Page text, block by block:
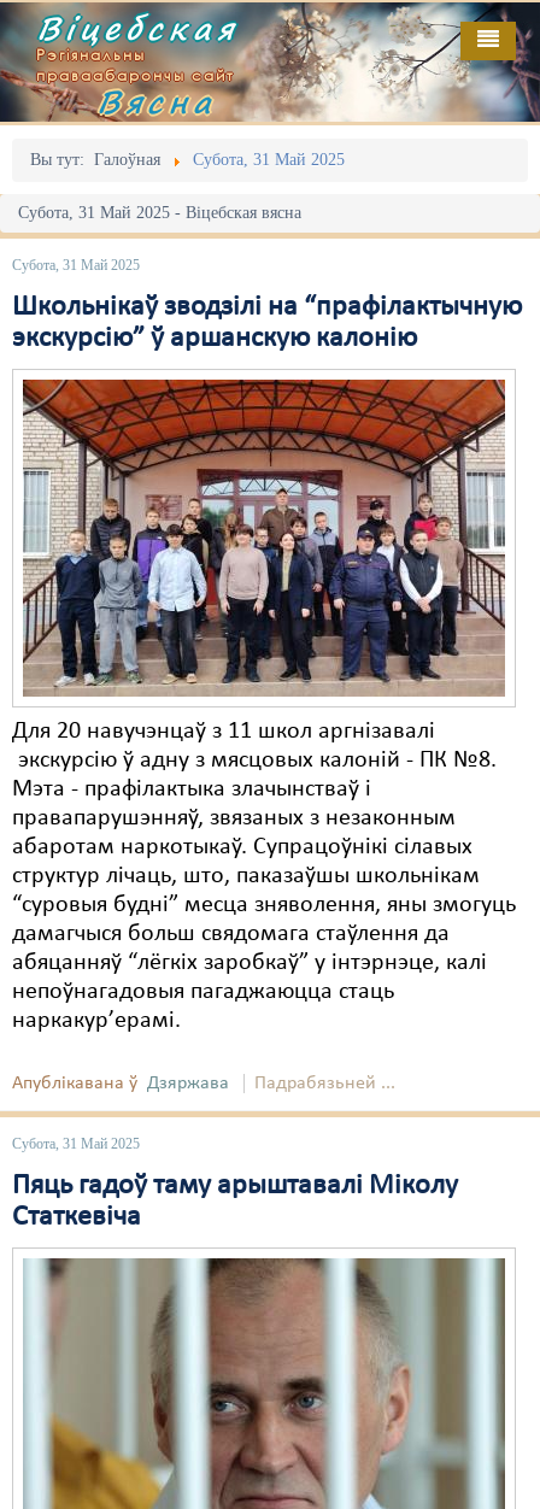
Віцебская
Рэгіянальны
праваабарончы сайт
Вясна
Вы тут: Галоўная Субота, 31 Май 2025
Субота, 31 Май 2025 - Віцебская вясна
Субота, 31 Май 2025
Школьнікаў зводзілі на “прафілактычную
экскурсію” ў аршанскую калонію
Для 20 навучэнцаў з 11 школ аргнізавалі
экскурсію ў адну з мясцовых калоній - ПК №8.
Мэта - прафілактыка злачынстваў і
правапарушэнняў, звязаных з незаконным
абаротам наркотыкаў. Супрацоўнікі сілавых
структур лічаць, што, паказаўшы школьнікам
“суровыя будні” месца зняволення, яны змогуць
дамагчыся больш свядомага стаўлення да
абяцанняў “лёгкіх заробкаў” у інтэрнэце, калі
непоўнагадовыя пагаджаюцца стаць
наркакур’ерамі.
Апублікавана ў Дзяржава Падрабязьней ...
Субота, 31 Май 2025
Пяць гадоў таму арыштавалі Міколу
Статкевіча
Галоўная
Адміністрацыйны перасьлед
Акцыі
Выбары
Грамадзянскія ініцыятывы
Дзяржава
Дыскрымінацыя
Затрыманьні
Карная псыхіятрыя
КПЧ ААН
Культурныя правы
ЛПП
Мігранты
Мірныя сходы
Палітвязьні
Праваабаронцы
Правы дзіцяці
Пэнітэнцыярная сыстэма
Распальваньне варожасьці
Рознае
Свабода слова
Свабода сумленьня
Суд
Сьмяротнае пакараньне
Сацыяльныя правы
Выданьні
Відэа
Пра нас
RSS